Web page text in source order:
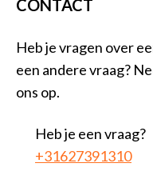
CONTACT
Heb je vragen over
een andere vraag?
ons op.
Heb je een vraag?
+31627391310